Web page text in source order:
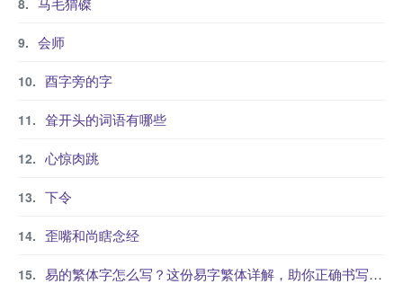
会师
酉字旁的字
耸开头的词语有哪些
心惊肉跳
下令
歪嘴和尚瞎念经
易的繁体字怎么写？这份易字繁体详解，助你正确书写汉字_汉字繁体学习